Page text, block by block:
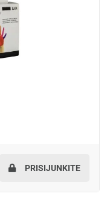
PRISIJUNKITE